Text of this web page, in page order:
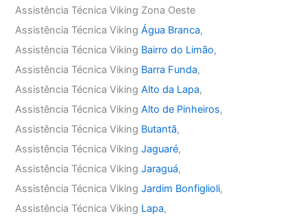
Assistência Técnica Viking Zona Oeste
Assistência Técnica VikingÁgua Branca,
Assistência Técnica Viking Bairro do Limão,
Assistência Técnica Viking Barra Funda,
Assistência Técnica VikingAlto da Lapa,
Assistência Técnica VikingAlto de Pinheiros,
Assistência Técnica Viking Butantã,
Assistência Técnica VikingJaguaré,
Assistência Técnica VikingJaraguá,
Assistência Técnica VikingJardim Bonfiglioli,
Assistência Técnica Viking Lapa,